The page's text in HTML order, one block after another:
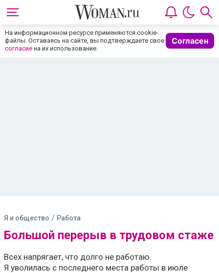
На информационном ресурсе применяются cookie-
файлы. Оставаясь на сайте, вы подтверждаете свое
согласие на их использование.
Согласен
Я и общество / Работа
Большой перерыв в трудовом стаже
Всех напрягает, что долго не работаю.
Я уволилась с последнего места работы в июле